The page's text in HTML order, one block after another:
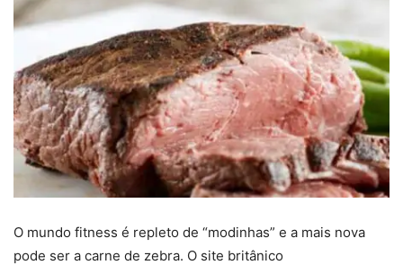
O mundo fitness é repleto de “modinhas” e a mais nova
pode ser a carne de zebra. O site britânico